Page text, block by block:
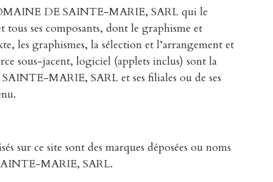
DE SAINTE-MARIE, SARL qui le
ses composants, dont le graphisme et
les graphismes, la sélection et l’arrangement et
sous-jacent, logiciel (applets inclus) sont la
MARIE, SARL et ses filiales ou de ses
sur ce site sont des marques déposées ou noms
MARIE, SARL.